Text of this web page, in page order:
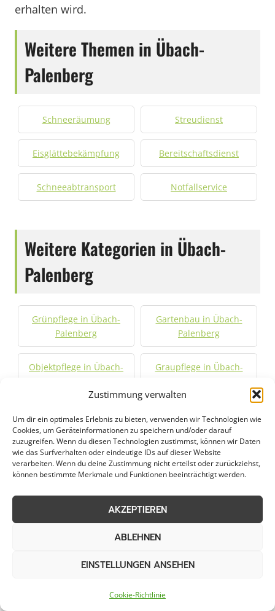
Zustimmung verwalten
Um dir ein optimales Erlebnis zu bieten, verwenden wir Technologien wie
Cookies, um Geräteinformationen zu speichern und/oder darauf
zuzugreifen. Wenn du diesen Technologien zustimmst, können wir Daten
wie das Surfverhalten oder eindeutige IDs auf dieser Website
verarbeiten. Wenn du deine Zustimmung nicht erteilst oder zurückziehst,
können bestimmte Merkmale und Funktionen beeinträchtigt werden.
AKZEPTIEREN
ABLEHNEN
EINSTELLUNGEN ANSEHEN
Cookie-Richtlinie
erhalten wird.
Weitere Themen in Übach-
Palenberg
Schneeräumung Streudienst
Eisglättebekämpfung Bereitschaftsdienst
Schneeabtransport Notfallservice
Weitere Kategorien in Übach-
Palenberg
Grünpflege in Übach-
Palenberg
Gartenbau in Übach-
Palenberg
Objektpflege in Übach-
Graupflege in Übach-
Dachreinigung in Übach-
Palenberg
Städte im Umkreis von 50 km
Räumung von
öffentlichen Flächen in
Räumung von
öffentlichen Flächen in
öffentlichen Flächen in
öffentlichen Flächen in